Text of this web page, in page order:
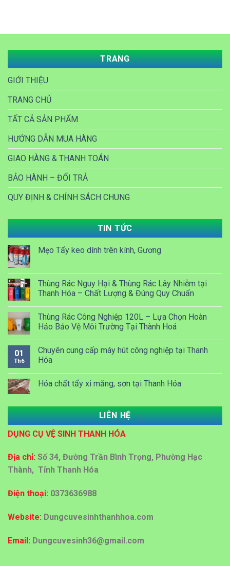
TRANG
GIỚI THIỆU
TRANG CHỦ
TẤT CẢ SẢN PHẨM
HƯỚNG DẪN MUA HÀNG
GIAO HÀNG & THANH TOÁN
BẢO HÀNH – ĐỔI TRẢ
QUY ĐỊNH & CHÍNH SÁCH CHUNG
TIN TỨC
Mẹo Tẩy keo dính trên kính, Gương
Thùng Rác Nguy Hại & Thùng Rác Lây Nhiễm tại
Thanh Hóa – Chất Lượng & Đúng Quy Chuẩn
Thùng Rác Công Nghiệp 120L – Lựa Chọn Hoàn
Hảo Bảo Vệ Môi Trường Tại Thành Hoá
01
Th6
Chuyên cung cấp máy hút công nghiệp tại Thanh
Hóa
Hóa chất tẩy xi măng, sơn tại Thanh Hóa
Dung dịch Lau kính công nghiệp tại Thanh Hóa
Mua bán thùng rác ở Thanh Hoá
LIÊN HỆ
DỤNG CỤ VỆ SINH THANH HÓA
Địa chỉ: Số 34, Đường Trần Bình Trọng, Phường Hạc
Thành, Tỉnh Thanh Hóa
Điện thoại: 0373636988
Website: Dungcuvesinhthanhhoa.com
Email: Dungcuvesinh36@gmail.com